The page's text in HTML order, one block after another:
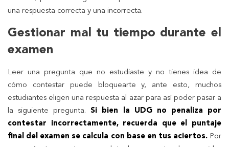
una respuesta correcta y una incorrecta.
Gestionar mal tu tiempo durante el
examen
Leer una pregunta que no estudiaste y no tienes idea de
cómo contestar puede bloquearte y, ante esto, muchos
estudiantes eligen una respuesta al azar para así poder pasar a
la siguiente pregunta.Si bien la UDG no penaliza por
contestar incorrectamente, recuerda que el puntaje
final del examen se calcula con base en tus aciertos. Por